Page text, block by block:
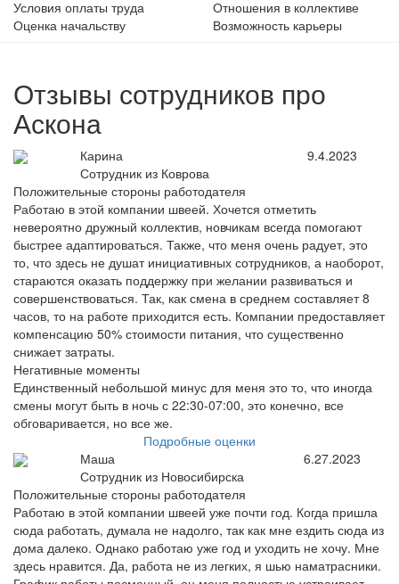
Условия оплаты труда
Отношения в коллективе
Оценка начальству
Возможность карьеры
Отзывы сотрудников про
Аскона
Карина
Сотрудник из Коврова
9.4.2023
Положительные стороны работодателя
Работаю в этой компании швеей. Хочется отметить
невероятно дружный коллектив, новчикам всегда помогают
быстрее адаптироваться. Также, что меня очень радует, это
то, что здесь не душат инициативных сотрудников, а наоборот,
стараются оказать поддержку при желании развиваться и
совершенствоваться. Так, как смена в среднем составляет 8
часов, то на работе приходится есть. Компании предоставляет
компенсацию 50% стоимости питания, что существенно
снижает затраты.
Негативные моменты
Единственный небольшой минус для меня это то, что иногда
смены могут быть в ночь с 22:30-07:00, это конечно, все
обговаривается, но все же.
Подробные оценки
Маша
Сотрудник из Новосибирска
6.27.2023
Положительные стороны работодателя
Работаю в этой компании швеей уже почти год. Когда пришла
сюда работать, думала не надолго, так как мне ездить сюда из
дома далеко. Однако работаю уже год и уходить не хочу. Мне
здесь нравится. Да, работа не из легких, я шью наматрасники.